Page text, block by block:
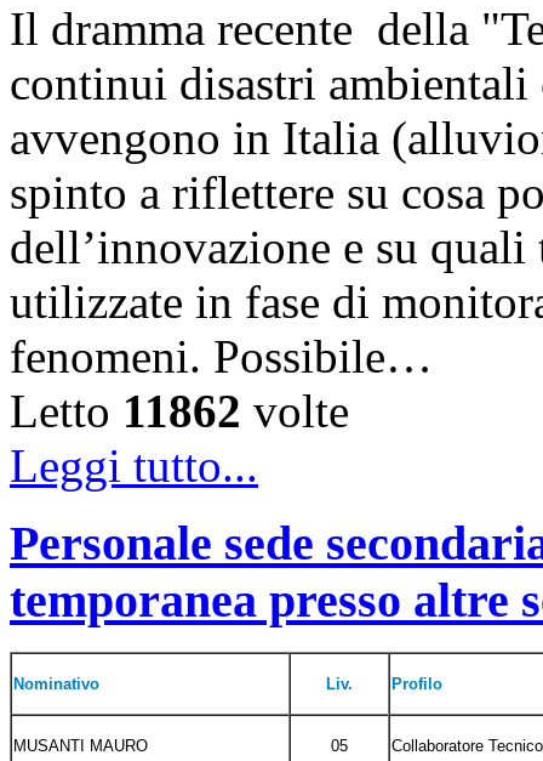
Il dramma recente della
continui disastri ambientali
avvengono in Italia
spinto a riflettere su cosa
dell’innovazione e su quali
utilizzate in fase di
fenomeni. Possibile…
Letto 11862 volte
Leggi tutto...
Personale sede
temporanea presso altre
Nominativo Liv. Profilo
MUSANTI MAURO 05 Collaboratore Tecnico